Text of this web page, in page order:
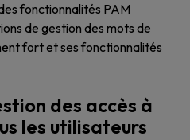
fonctionnalités PAM
de gestion des mots de
fort et ses fonctionnalités
des accès à
les utilisateurs